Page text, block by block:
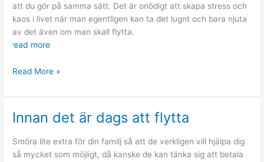
att du gör på samma sätt. Det är onödigt att skapa stress och
kaos i livet när man egentligen kan ta det lugnt och bara njuta
av det även om man skall flytta.
read more
Hur
flyttar
på
bästa
sätt,
Read More »
Innan det är dags att flytta
Smöra lite extra för din familj så att de verkligen vill hjälpa dig
så mycket som möjligt, då kanske de kan tänka sig att betala